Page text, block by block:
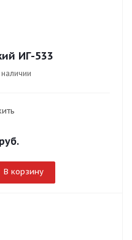
ИГ-533
В корзину